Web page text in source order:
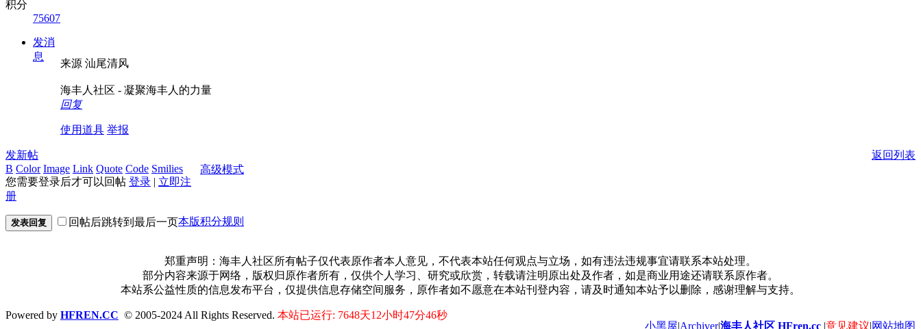
积分
75607
发消
息
来源 汕尾清风
海丰人社区 - 凝聚海丰人的力量
回复
使用道具 举报
返回列表
发新帖
高级模式
B Color Image Link Quote Code Smilies
您需要登录后才可以回帖 登录 | 立即注
册
本版积分规则
发表回复 回帖后跳转到最后一页
郑重声明：海丰人社区所有帖子仅代表原作者本人意见，不代表本站任何观点与立场，如有违法违规事宜请联系本站处理。
部分内容来源于网络，版权归原作者所有，仅供个人学习、研究或欣赏，转载请注明原出处及作者，如是商业用途还请联系原作者。
本站系公益性质的信息发布平台，仅提供信息存储空间服务，原作者如不愿意在本站刊登内容，请及时通知本站予以删除，感谢理解与支持。
小黑屋|Archiver|海丰人社区 HFren.cc |意见建议|网站地图
Powered by HFREN.CC © 2005-2024 All Rights Reserved. 本站已运行: 7648天12小时47分47秒